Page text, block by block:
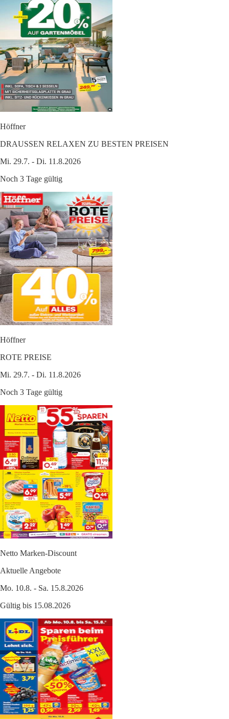
Höffner
DRAUSSEN RELAXEN ZU BESTEN PREISEN
Mi. 29.7. - Di. 11.8.2026
Noch 3 Tage gültig
Höffner
ROTE PREISE
Mi. 29.7. - Di. 11.8.2026
Noch 3 Tage gültig
Netto Marken-Discount
Aktuelle Angebote
Mo. 10.8. - Sa. 15.8.2026
Gültig bis 15.08.2026